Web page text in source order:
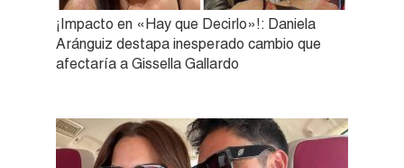
¡Impacto en «Hay que Decirlo»!: Daniela
Aránguiz destapa inesperado cambio que
afectaría a Gissella Gallardo